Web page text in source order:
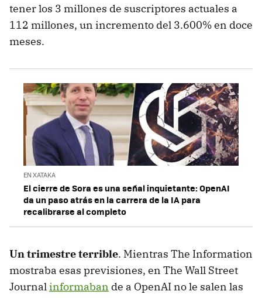
tener los 3 millones de suscriptores actuales a
112 millones, un incremento del 3.600% en doce
meses.
EN XATAKA
El cierre de Sora es una señal inquietante: OpenAI
da un paso atrás en la carrera de la IA para
recalibrarse al completo
Un trimestre terrible. Mientras The Information
mostraba esas previsiones, en The Wall Street
Journalinformaban de a OpenAI no le salen las